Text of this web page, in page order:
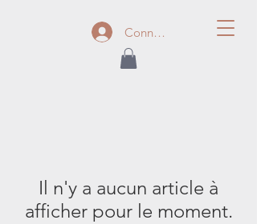
Connexion
Il n'y a aucun article à
afficher pour le moment.